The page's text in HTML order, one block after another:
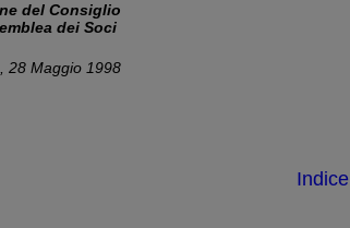
del Consiglio
dei Soci
28 Maggio 1998
Indice